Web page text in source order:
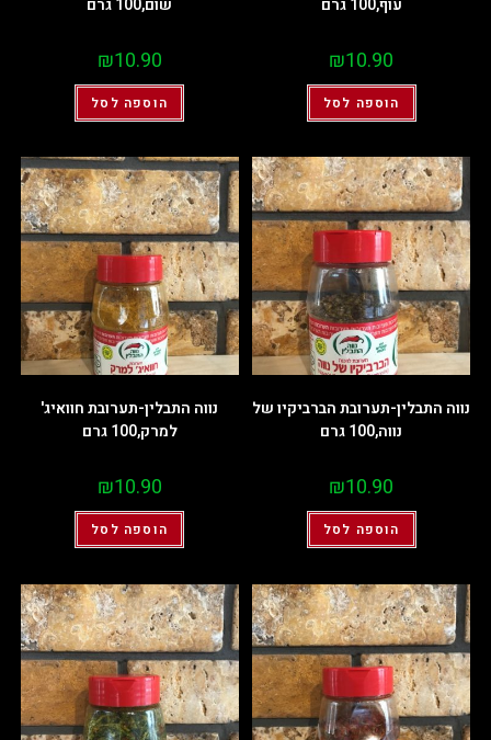
₪10.90
הוספה לסל
₪10.90
הוספה לסל
נווה התבלין-תערובת הברביקיו של
נווה,100 גרם
₪10.90
הוספה לסל
נווה התבלין-תערובת חוואיג'
למרק,100 גרם
₪10.90
הוספה לסל